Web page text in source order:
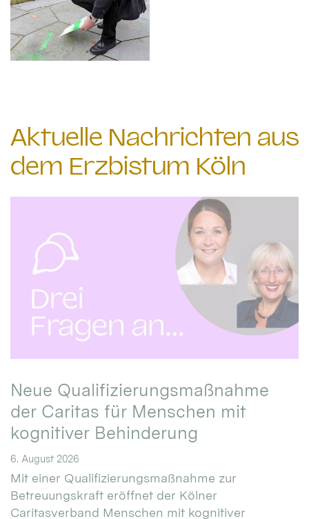
Aktuelle Nachrichten aus
dem Erzbistum Köln
Neue Qualifizierungsmaßnahme
der Caritas für Menschen mit
kognitiver Behinderung
6. August 2026
Mit einer Qualifizierungsmaßnahme zur
Betreuungskraft eröffnet der Kölner
Caritasverband Menschen mit kognitiver